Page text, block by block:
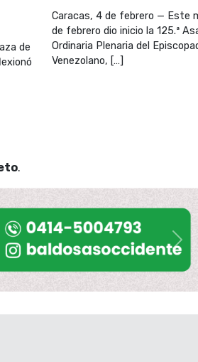
de
Caracas, 4 de febrero — Este
de febrero dio inicio la 125.ª
Ordinaria Plenaria del
Venezolano, […]
.